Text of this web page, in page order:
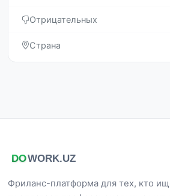
Отрицательных
Страна
Фриланс-платформа для тех, кто